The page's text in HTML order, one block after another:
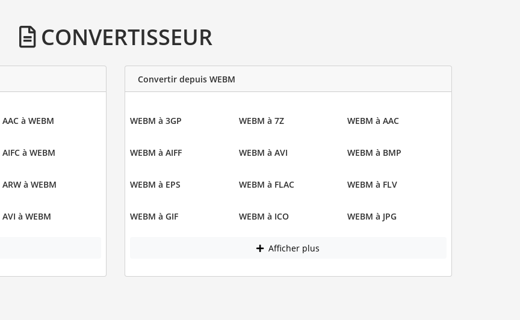
CONVERTISSEUR
AAC à WEBM
AIFC à WEBM
ARW à WEBM
AVI à WEBM
Convertir depuis WEBM
WEBM à 3GP WEBM à 7Z WEBM à AAC
WEBM à AIFF WEBM à AVI WEBM à BMP
WEBM à EPS WEBM à FLAC WEBM à FLV
WEBM à GIF WEBM à ICO WEBM à JPG
Afficher plus